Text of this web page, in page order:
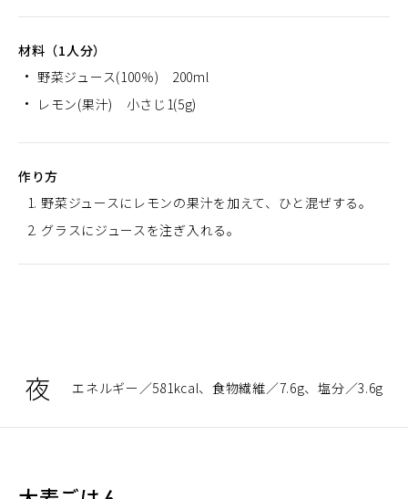
材料（1人分）
野菜ジュース(100％) 200ml
レモン(果汁) 小さじ1(5g)
作り方
野菜ジュースにレモンの果汁を加えて、ひと混ぜする。
グラスにジュースを注ぎ入れる。
夜 エネルギー 581kcal 食物繊維 7.6g 塩分 3.6g